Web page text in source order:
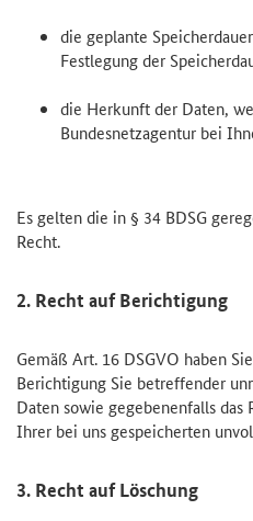
die geplante
Festlegung der
die Herkunft der Daten,
Bundesnetzagentur bei
Es gelten die in § 34 BDSG
Recht.
2. Recht auf Berichtigung
Gemäß Art. 16 DSGVO haben
Berichtigung Sie betreffender
Daten sowie gegebenenfalls das
Ihrer bei uns gespeicherten
3. Recht auf Löschung